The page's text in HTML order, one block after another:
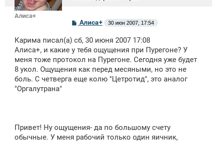
Алиса+
С
б
щ
н
и
Алиса+ 30 июн 2007, 17:54
Карима писал(а) сб, 30 июня 2007 17:08
Алиса+, и какие у тебя ощущения при Пурегоне? У
меня тоже протокол на Пурегоне. Сегодня уже будет
8 укол. Ощущения как перед месяными, но это не
боль. С четверга еще колю "Цетротид", это аналог
"Оргалутрана"
Привет! Ну ощущения- да по большому счету
обычные. У меня рабочий только один яичник,